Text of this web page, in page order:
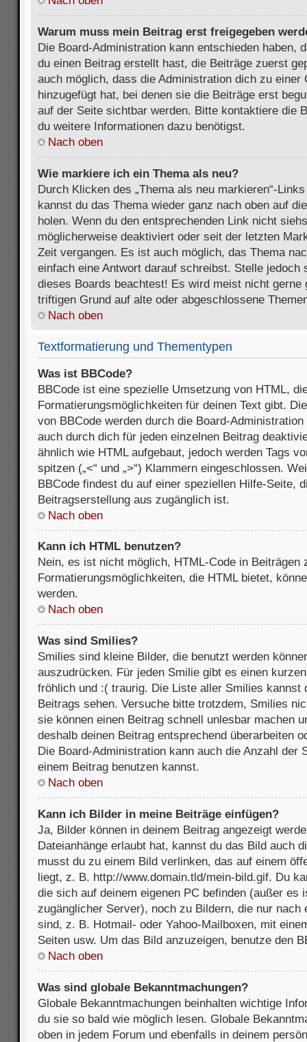
Warum muss mein Beitrag erst freigegeben
Die Board-Administration kann entschieden haben,
du einen Beitrag erstellt hast, die Beiträge zuerst
auch möglich, dass die Administration dich zu einer
hinzugefügt hat, bei denen sie die Beiträge erst
auf der Seite sichtbar werden. Bitte kontaktiere die
du weitere Informationen dazu benötigst.
Nach oben
Wie markiere ich ein Thema als neu?
Durch Klicken des „Thema als neu markieren“-
kannst du das Thema wieder ganz nach oben auf
holen. Wenn du den entsprechenden Link nicht
möglicherweise deaktiviert oder seit der letzten
Zeit vergangen. Es ist auch möglich, das Thema
einfach eine Antwort darauf schreibst. Stelle jedoch
dieses Boards beachtest! Es wird meist nicht gerne
triftigen Grund auf alte oder abgeschlossene
Nach oben
Textformatierung und Thementypen
Was ist BBCode?
BBCode ist eine spezielle Umsetzung von HTML,
Formatierungsmöglichkeiten für deinen Text gibt.
von BBCode werden durch die Board-
auch durch dich für jeden einzelnen Beitrag
ähnlich wie HTML aufgebaut, jedoch werden Tags
spitzen („<“ und „>“) Klammern eingeschlossen.
BBCode findest du auf einer speziellen Hilfe-Seite,
Beitragserstellung aus zugänglich ist.
Nach oben
Kann ich HTML benutzen?
Nein, es ist nicht möglich, HTML-Code in Beiträgen
Formatierungsmöglichkeiten, die HTML bietet,
werden.
Nach oben
Was sind Smilies?
Smilies sind kleine Bilder, die benutzt werden
auszudrücken. Für jeden Smilie gibt es einen
fröhlich und :( traurig. Die Liste aller Smilies kannst
Beitrags sehen. Versuche bitte trotzdem, Smilies
sie können einen Beitrag schnell unlesbar machen
deshalb deinen Beitrag entsprechend überarbeiten
Die Board-Administration kann auch die Anzahl der
einem Beitrag benutzen kannst.
Nach oben
Kann ich Bilder in meine Beiträge einfügen?
Ja, Bilder können in deinem Beitrag angezeigt
Dateianhänge erlaubt hat, kannst du das Bild auch
musst du zu einem Bild verlinken, das auf einem
liegt, z. B. http://www.domain.tld/mein-bild.gif. Du
die sich auf deinem eigenen PC befinden (außer es
zugänglicher Server), noch zu Bildern, die nur nach
sind, z. B. Hotmail- oder Yahoo-Mailboxen, mit
Seiten usw. Um das Bild anzuzeigen, benutze den
Nach oben
Was sind globale Bekanntmachungen?
Globale Bekanntmachungen beinhalten wichtige
du sie so bald wie möglich lesen. Globale
oben in jedem Forum und ebenfalls in deinem